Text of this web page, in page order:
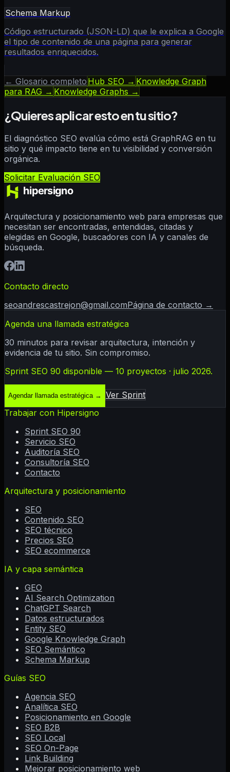
Schema Markup
Código estructurado (JSON-LD) que le explica a Google
el tipo de contenido de una página para generar
resultados enriquecidos.
← Glosario completo Hub SEO → Knowledge Graph
para RAG → Knowledge Graphs →
¿Quieres aplicar esto en tu sitio?
El diagnóstico SEO evalúa cómo está GraphRAG en tu
sitio y qué impacto tiene en tu visibilidad y conversión
orgánica.
Solicitar Evaluación SEO
Arquitectura y posicionamiento web para empresas que
necesitan ser encontradas, entendidas, citadas y
elegidas en Google, buscadores con IA y canales de
búsqueda.
Contacto directo
seoandrescastrejon@gmail.comPágina de contacto →
Agenda una llamada estratégica
30 minutos para revisar arquitectura, intención y
evidencia de tu sitio. Sin compromiso.
Sprint SEO 90 disponible — 10 proyectos · julio 2026.
Agendar llamada estratégica→
Ver Sprint
Trabajar con Hipersigno
Sprint SEO 90
Servicio SEO
Auditoría SEO
Consultoría SEO
Contacto
Arquitectura y posicionamiento
SEO
Contenido SEO
SEO técnico
Precios SEO
SEO ecommerce
IA y capa semántica
GEO
AI Search Optimization
ChatGPT Search
Datos estructurados
Entity SEO
Google Knowledge Graph
SEO Semántico
Schema Markup
Guías SEO
Agencia SEO
Analítica SEO
Posicionamiento en Google
SEO B2B
SEO Local
SEO On-Page
Link Building
Mejorar posicionamiento web